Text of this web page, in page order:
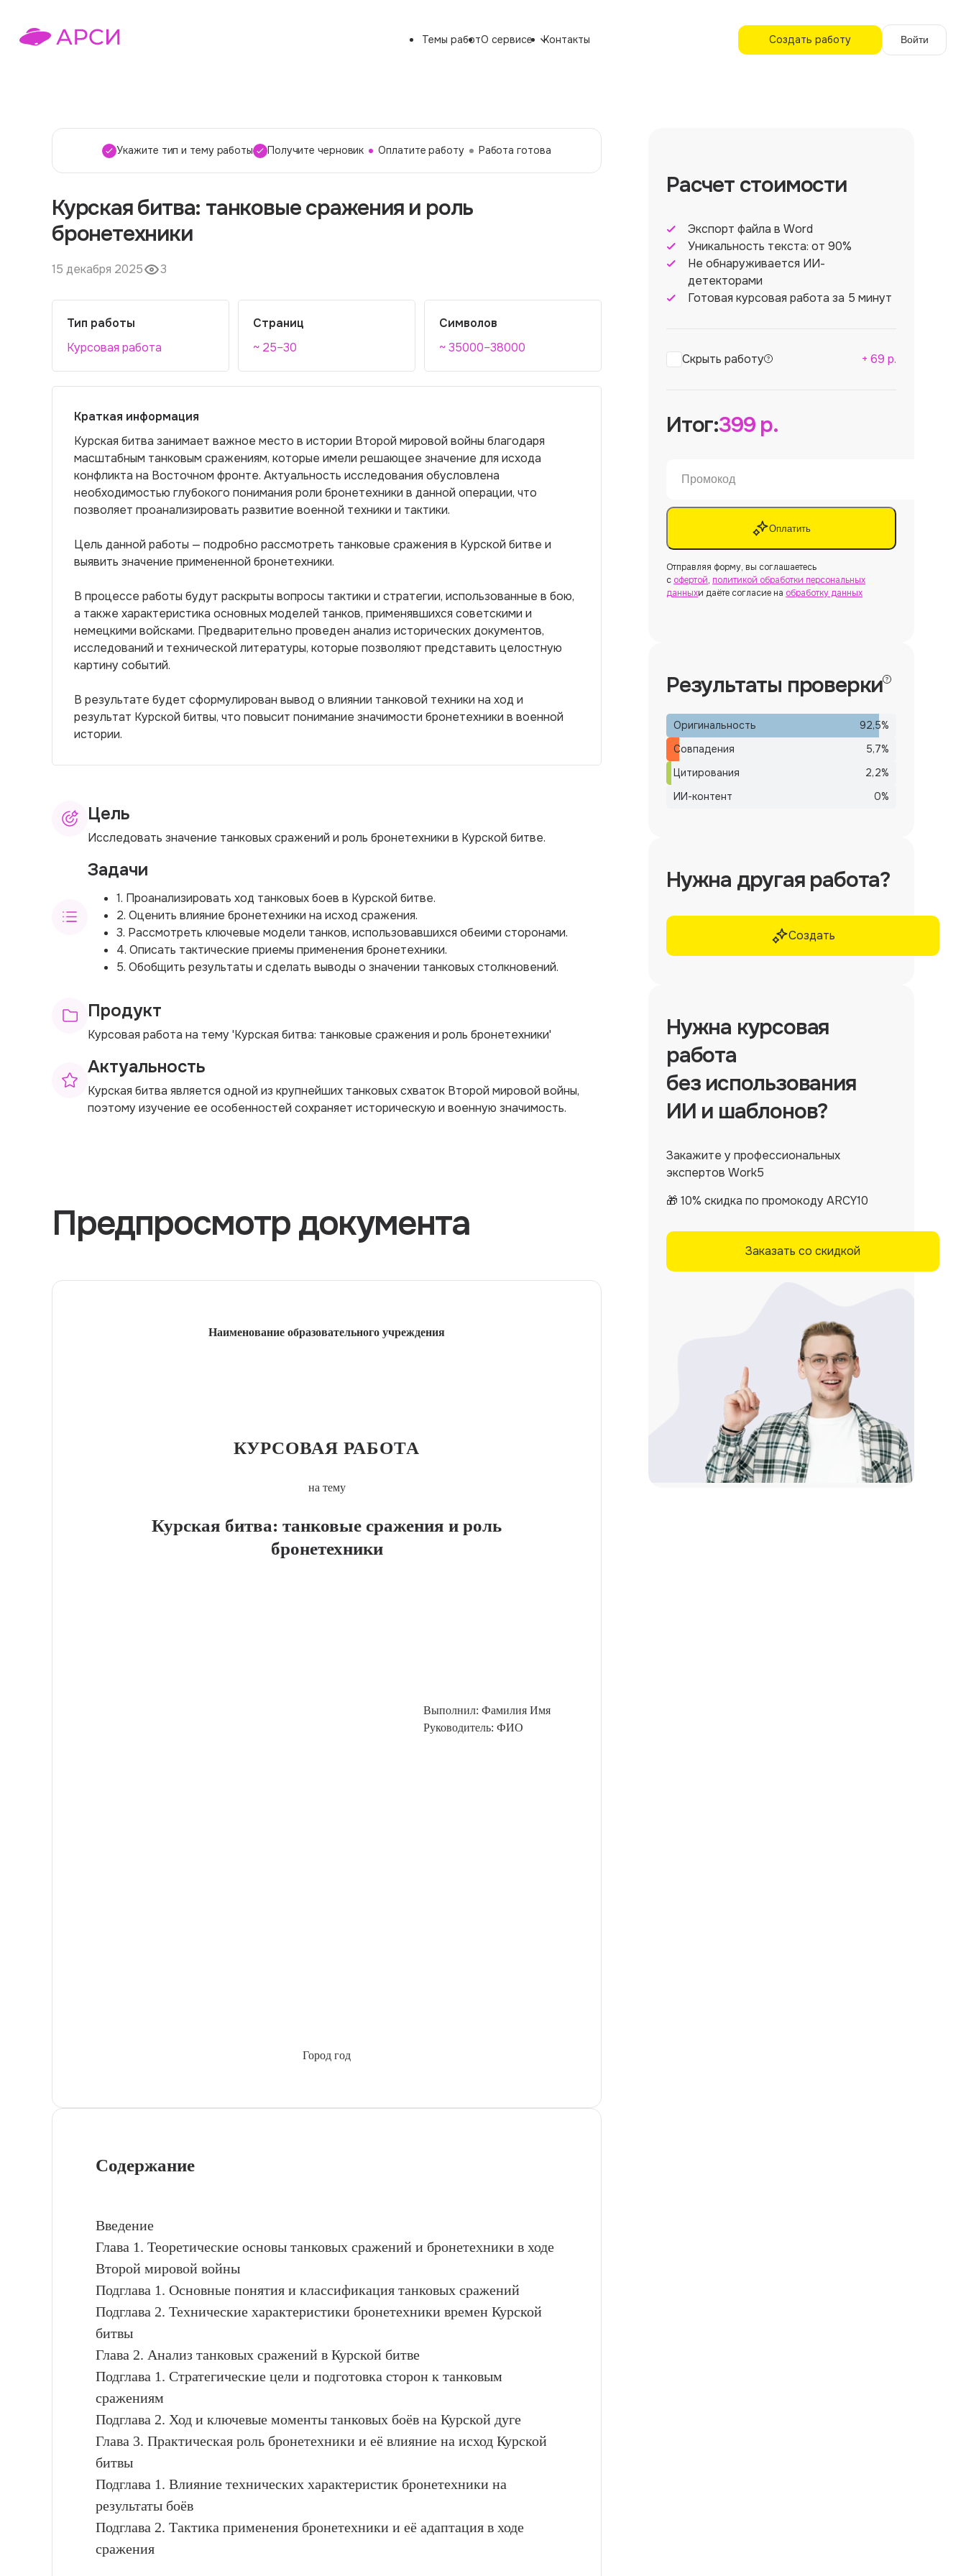
Темы работО сервисе Контакты Создать работу Войти
Укажите тип и тему работы Получите черновик Оплатите работу Работа готова
Курская битва: танковые сражения и роль
бронетехники
15 декабря 2025 3
Тип работы
Курсовая работа
Страниц
~ 25–30
Символов
~ 35000–38000
Краткая информация
Курская битва занимает важное место в истории Второй мировой войны благодаря
масштабным танковым сражениям, которые имели решающее значение для исхода
конфликта на Восточном фронте. Актуальность исследования обусловлена
необходимостью глубокого понимания роли бронетехники в данной операции, что
позволяет проанализировать развитие военной техники и тактики.
Цель данной работы — подробно рассмотреть танковые сражения в Курской битве и
выявить значение примененной бронетехники.
В процессе работы будут раскрыты вопросы тактики и стратегии, использованные в бою,
а также характеристика основных моделей танков, применявшихся советскими и
немецкими войсками. Предварительно проведен анализ исторических документов,
исследований и технической литературы, которые позволяют представить целостную
картину событий.
В результате будет сформулирован вывод о влиянии танковой техники на ход и
результат Курской битвы, что повысит понимание значимости бронетехники в военной
истории.
Цель
Исследовать значение танковых сражений и роль бронетехники в Курской битве.
Задачи
1. Проанализировать ход танковых боев в Курской битве.
2. Оценить влияние бронетехники на исход сражения.
3. Рассмотреть ключевые модели танков, использовавшихся обеими сторонами.
4. Описать тактические приемы применения бронетехники.
5. Обобщить результаты и сделать выводы о значении танковых столкновений.
Продукт
Курсовая работа на тему 'Курская битва: танковые сражения и роль бронетехники'
Актуальность
Курская битва является одной из крупнейших танковых схваток Второй мировой войны,
поэтому изучение ее особенностей сохраняет историческую и военную значимость.
Предпросмотр документа
Наименование образовательного учреждения
КУРСОВАЯ РАБОТА
на тему
Курская битва: танковые сражения и роль
бронетехники
Выполнил: Фамилия Имя
Руководитель: ФИО
Город год
Содержание
Введение
Глава 1. Теоретические основы танковых сражений и бронетехники в ходе
Второй мировой войны
Подглава 1. Основные понятия и классификация танковых сражений
Подглава 2. Технические характеристики бронетехники времен Курской
битвы
Глава 2. Анализ танковых сражений в Курской битве
Подглава 1. Стратегические цели и подготовка сторон к танковым
сражениям
Подглава 2. Ход и ключевые моменты танковых боёв на Курской дуге
Глава 3. Практическая роль бронетехники и её влияние на исход Курской
битвы
Подглава 1. Влияние технических характеристик бронетехники на
результаты боёв
Подглава 2. Тактика применения бронетехники и её адаптация в ходе
сражения
Расчет стоимости
Экспорт файла в Word
Уникальность текста: от 90%
Не обнаруживается ИИ-
детекторами
Готовая курсовая работа за 5 минут
Скрыть работу + 69 р.
Итог:399р.
Оплатить
Отправляя форму, вы соглашаетесь
с офертой, политикой обработки персональных
данныхи даёте согласие на обработку данных
Результаты проверки
Оригинальность 92,5%
Совпадения
5,7%
Цитирования
2,2%
ИИ-контент
0%
Нужна другая работа?
Создать
Нужна курсовая
работа
без использования
ИИ и шаблонов?
Закажите у профессиональных
экспертов Work5
🎁 10% скидка по промокоду ARCY10
Заказать со скидкой